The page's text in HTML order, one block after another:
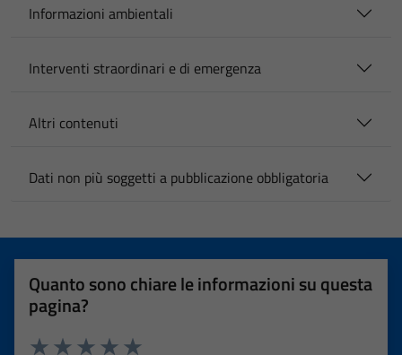
Informazioni ambientali
Interventi straordinari e di emergenza
Altri contenuti
Dati non più soggetti a pubblicazione obbligatoria
Quanto sono chiare le informazioni su questa
pagina?